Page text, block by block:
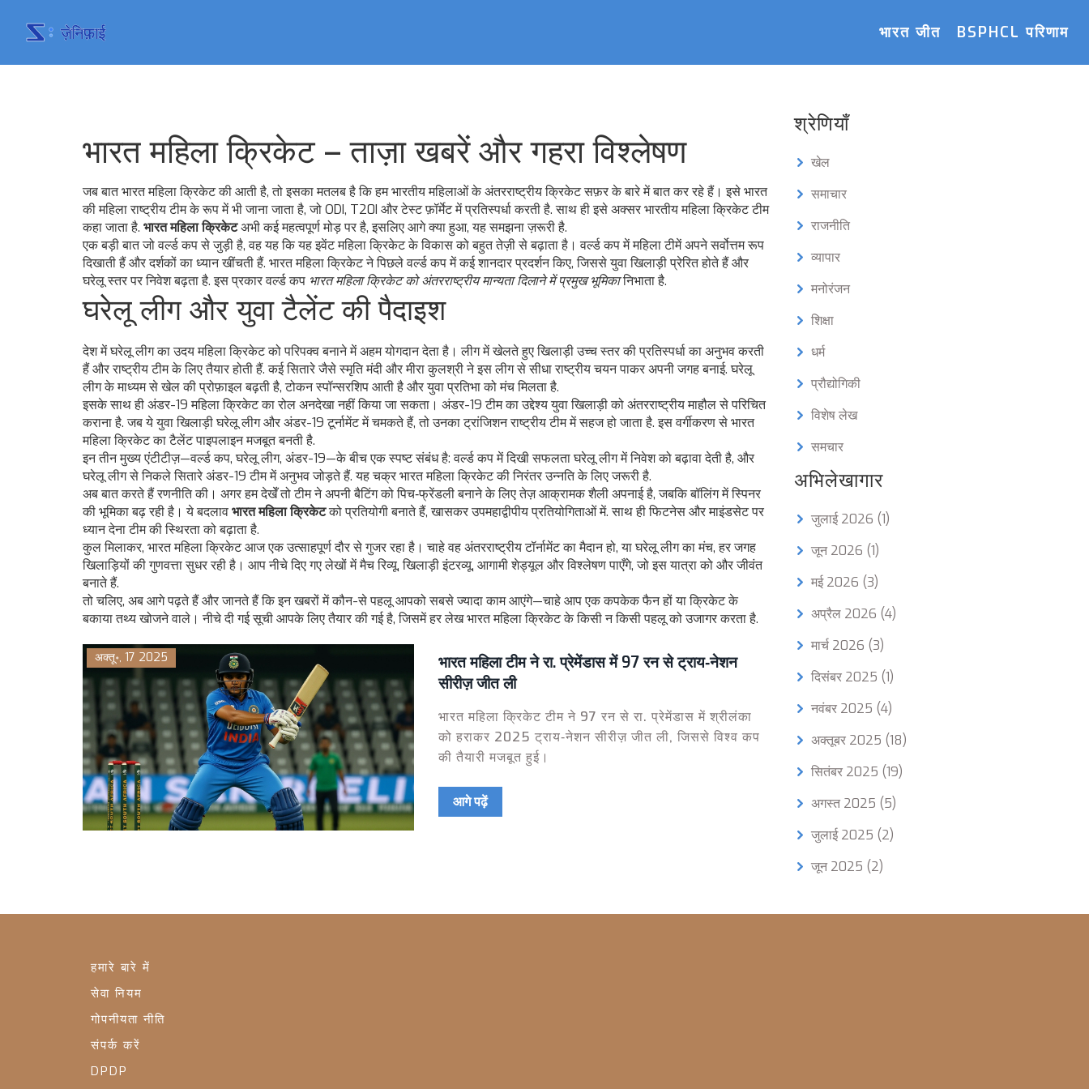
भारत जीत BSPHCL परिणाम
भारत महिला क्रिकेट – ताज़ा खबरें और गहरा विश्लेषण
जब बातभारत महिला क्रिकेटकी आती है, तो इसका मतलब है कि हम भारतीय महिलाओं के अंतरराष्ट्रीय क्रिकेट सफ़र के बारे में बात कर रहे हैं।इसे भारत
की महिला राष्ट्रीय टीम के रूप में भी जाना जाता है, जो ODI, T20I और टेस्ट फ़ॉर्मेट में प्रतिस्पर्धा करती है. साथ ही इसे अक्सरभारतीय महिला क्रिकेट टीम
कहा जाता है. भारत महिला क्रिकेटअभी कई महत्वपूर्ण मोड़ पर है, इसलिए आगे क्या हुआ, यह समझना ज़रूरी है.
एक बड़ी बात जोवर्ल्ड कपसे जुड़ी है, वह यह कि यह इवेंट महिला क्रिकेट के विकास को बहुत तेज़ी से बढ़ाता है।वर्ल्ड कप में महिला टीमें अपने सर्वोत्तम रूप
दिखाती हैं और दर्शकों का ध्यान खींचती हैं. भारत महिला क्रिकेट ने पिछले वर्ल्ड कप में कई शानदार प्रदर्शन किए, जिससे युवा खिलाड़ी प्रेरित होते हैं और
घरेलू स्तर पर निवेश बढ़ता है. इस प्रकार वर्ल्ड कप भारत महिला क्रिकेट को अंतरराष्ट्रीय मान्यता दिलाने में प्रमुख भूमिकानिभाता है.
घरेलू लीग और युवा टैलेंट की पैदाइश
देश मेंघरेलू लीगका उदयमहिला क्रिकेट को परिपक्व बनाने में अहम योगदान देता है।लीग में खेलते हुए खिलाड़ी उच्च स्तर की प्रतिस्पर्धा का अनुभव करती
हैं और राष्ट्रीय टीम के लिए तैयार होती हैं. कई सितारे जैसे स्मृति मंदी और मीरा कुलश्री ने इस लीग से सीधा राष्ट्रीय चयन पाकर अपनी जगह बनाई. घरेलू
लीग के माध्यम से खेल की प्रोफ़ाइल बढ़ती है, टोकन स्पॉन्सरशिप आती है और युवा प्रतिभा को मंच मिलता है.
इसके साथ हीअंडर-19 महिला क्रिकेटका रोल अनदेखा नहीं किया जा सकता। अंडर-19 टीम का उद्देश्य युवा खिलाड़ी को अंतरराष्ट्रीय माहौल से परिचित
कराना है. जब ये युवा खिलाड़ी घरेलू लीग और अंडर-19 टूर्नामेंट में चमकते हैं, तो उनका ट्रांजिशन राष्ट्रीय टीम में सहज हो जाता है. इस वर्गीकरण से भारत
महिला क्रिकेट का टैलेंट पाइपलाइन मजबूत बनती है.
इन तीन मुख्य एंटीटीज़—वर्ल्ड कप, घरेलू लीग, अंडर-19—के बीच एक स्पष्ट संबंध है: वर्ल्ड कप में दिखी सफलता घरेलू लीग में निवेश को बढ़ावा देती है, और
घरेलू लीग से निकले सितारे अंडर-19 टीम में अनुभव जोड़ते हैं. यह चक्र भारत महिला क्रिकेट की निरंतर उन्नति के लिए जरूरी है.
अब बात करते हैं रणनीति की। अगर हम देखेँ तो टीम ने अपनी बैटिंग को पिच‑फ्रेंडली बनाने के लिए तेज़ आक्रामक शैली अपनाई है, जबकि बॉलिंग में स्पिनर
की भूमिका बढ़ रही है। ये बदलावभारत महिला क्रिकेटको प्रतियोगी बनाते हैं, खासकर उपमहाद्वीपीय प्रतियोगिताओं में. साथ ही फिटनेस और माइंडसेट पर
ध्यान देना टीम की स्थिरता को बढ़ाता है.
कुल मिलाकर, भारत महिला क्रिकेट आज एक उत्साहपूर्ण दौर से गुजर रहा है। चाहे वह अंतरराष्ट्रीय टॉर्नामेंट का मैदान हो, या घरेलू लीग का मंच, हर जगह
खिलाड़ियों की गुणवत्ता सुधर रही है। आप नीचे दिए गए लेखों में मैच रिव्यू, खिलाड़ी इंटरव्यू, आगामी शेड्यूल और विश्लेषण पाएँगे, जो इस यात्रा को और जीवंत
बनाते हैं.
तो चलिए, अब आगे पढ़ते हैं और जानते हैं कि इन खबरों में कौन-से पहलू आपको सबसे ज्यादा काम आएंगे—चाहे आप एक कपकेक फैन हों या क्रिकेट के
बकाया तथ्य खोजने वाले। नीचे दी गई सूची आपके लिए तैयार की गई है, जिसमें हर लेख भारत महिला क्रिकेट के किसी न किसी पहलू को उजागर करता है.
अक्तू॰, 17 2025
भारत महिला टीम ने रा. प्रेमेंडास में 97 रन से ट्राय‑नेशन
सीरीज़ जीत ली
भारत महिला क्रिकेट टीम ने 97 रन से रा. प्रेमेंडास में श्रीलंका
को हराकर 2025 ट्राय‑नेशन सीरीज़ जीत ली, जिससे विश्व कप
की तैयारी मजबूत हुई।
आगे पढ़ें
श्रेणियाँ
खेल
समाचार
राजनीति
व्यापार
मनोरंजन
शिक्षा
धर्म
प्रौद्योगिकी
विशेष लेख
समचार
अभिलेखागार
जुलाई 2026 (1)
जून 2026 (1)
मई 2026 (3)
अप्रैल 2026 (4)
मार्च 2026 (3)
दिसंबर 2025 (1)
नवंबर 2025 (4)
अक्तूबर 2025 (18)
सितंबर 2025 (19)
अगस्त 2025 (5)
जुलाई 2025 (2)
जून 2025 (2)
हमारे बारे में
सेवा नियम
गोपनीयता नीति
संपर्क करें
DPDP